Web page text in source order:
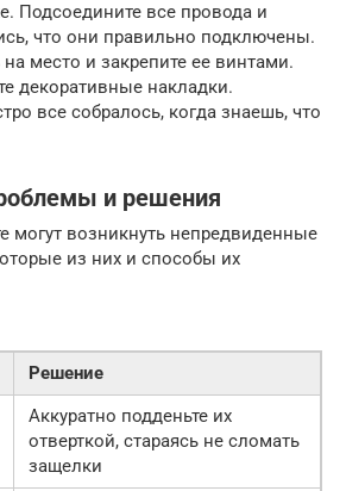
Подсоедините все провода и
что они правильно подключены.
место и закрепите ее винтами.
декоративные накладки.
все собралось, когда знаешь, что
и решения
могут возникнуть непредвиденные
из них и способы их
Решение
Аккуратно подденьте их
отверткой, стараясь не сломать
защелки